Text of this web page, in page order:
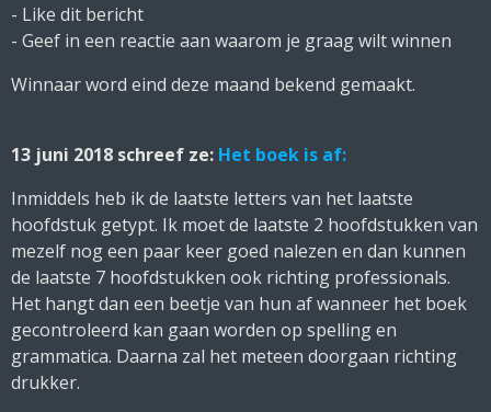
- Like dit bericht
- Geef in een reactie aan waarom je graag wilt winnen
Winnaar word eind deze maand bekend gemaakt.
13 juni 2018 schreef ze: Het boek is af:
Inmiddels heb ik de laatste letters van het laatste
hoofdstuk getypt. Ik moet de laatste 2 hoofdstukken van
mezelf nog een paar keer goed nalezen en dan kunnen
de laatste 7 hoofdstukken ook richting professionals.
Het hangt dan een beetje van hun af wanneer het boek
gecontroleerd kan gaan worden op spelling en
grammatica. Daarna zal het meteen doorgaan richting
drukker.